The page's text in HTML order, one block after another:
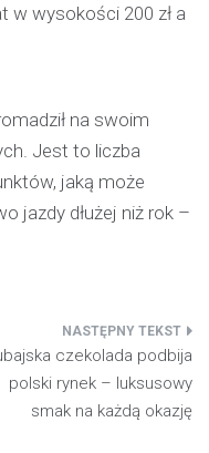
w wysokości 200 zł a
na swoim
Jest to liczba
jaką może
jazdy dłużej niż rok –
czekolada podbija
polski rynek – luksusowy
smak na każdą okazję